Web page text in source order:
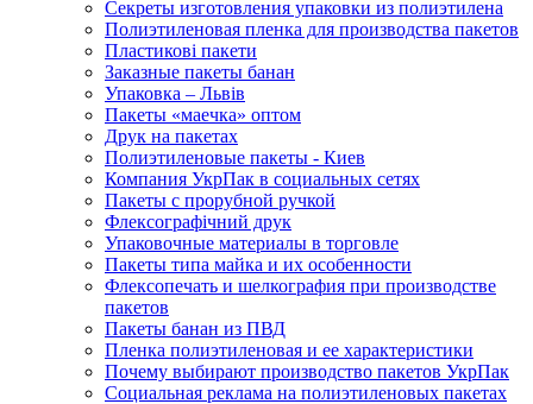
Секреты изготовления упаковки из полиэтилена
Полиэтиленовая пленка для производства пакетов
Пластикові пакети
Заказные пакеты банан
Упаковка – Львів
Пакеты «маечка» оптом
Друк на пакетах
Полиэтиленовые пакеты - Киев
Компания УкрПак в социальных сетях
Пакеты с прорубной ручкой
Флексографічний друк
Упаковочные материалы в торговле
Пакеты типа майка и их особенности
Флексопечать и шелкография при производстве
пакетов
Пакеты банан из ПВД
Пленка полиэтиленовая и ее характеристики
Почему выбирают производство пакетов УкрПак
Социальная реклама на полиэтиленовых пакетах